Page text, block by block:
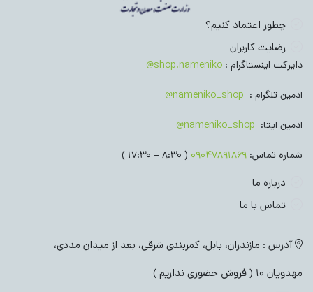
چطور اعتماد کنیم؟
رضایت کاربران
دایرکت اینستاگرام : shop.nameniko@
ادمین تلگرام : nameniko_shop@
ادمین ایتا: nameniko_shop@
شماره تماس: 09047891869
( 8:30 – 17:30 )
درباره ما
تماس با ما
آدرس : مازندران، بابل، کمربندی شرقی، بعد از میدان مددی،
مهدویان 10 ( فروش حضوری نداریم )